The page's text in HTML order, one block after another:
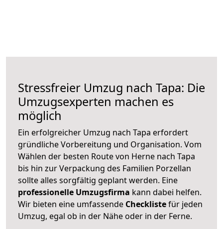
Stressfreier Umzug nach Tapa: Die
Umzugsexperten machen es
möglich
Ein erfolgreicher Umzug nach Tapa erfordert
gründliche Vorbereitung und Organisation. Vom
Wählen der besten Route von Herne nach Tapa
bis hin zur Verpackung des Familien Porzellan
sollte alles sorgfältig geplant werden. Eine
professionelle Umzugsfirma kann dabei helfen.
Wir bieten eine umfassende Checklistefür jeden
Umzug, egal ob in der Nähe oder in der Ferne.